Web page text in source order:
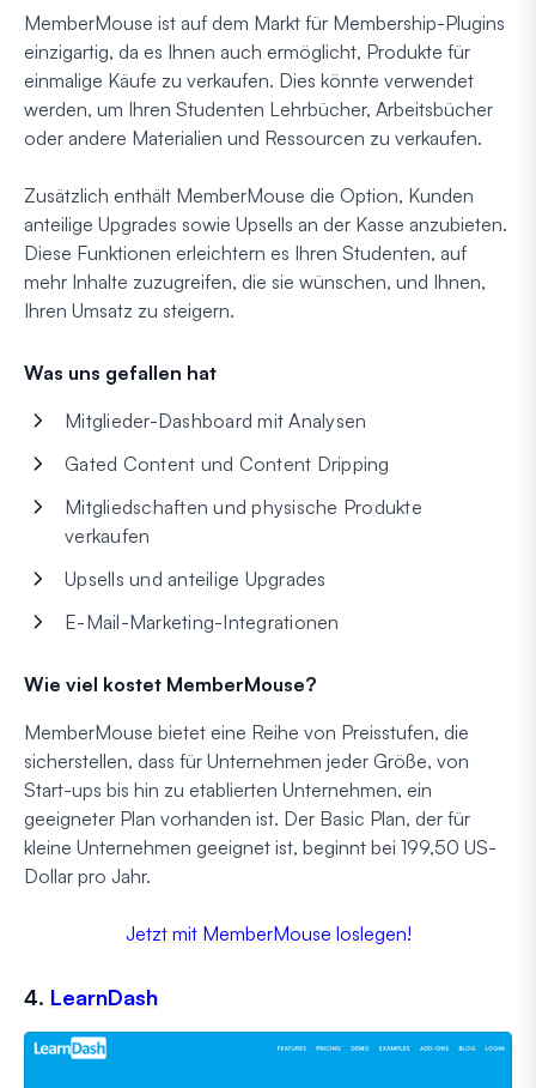
MemberMouse ist auf dem Markt für Membership-Plugins
einzigartig, da es Ihnen auch ermöglicht, Produkte für
einmalige Käufe zu verkaufen. Dies könnte verwendet
werden, um Ihren Studenten Lehrbücher, Arbeitsbücher
oder andere Materialien und Ressourcen zu verkaufen.
Zusätzlich enthält MemberMouse die Option, Kunden
anteilige Upgrades sowie Upsells an der Kasse anzubieten.
Diese Funktionen erleichtern es Ihren Studenten, auf
mehr Inhalte zuzugreifen, die sie wünschen, und Ihnen,
Ihren Umsatz zu steigern.
Was uns gefallen hat
Mitglieder-Dashboard mit Analysen
Gated Content und Content Dripping
Mitgliedschaften und physische Produkte
verkaufen
Upsells und anteilige Upgrades
E-Mail-Marketing-Integrationen
Wie viel kostet MemberMouse?
MemberMouse bietet eine Reihe von Preisstufen, die
sicherstellen, dass für Unternehmen jeder Größe, von
Start-ups bis hin zu etablierten Unternehmen, ein
geeigneter Plan vorhanden ist. Der Basic Plan, der für
kleine Unternehmen geeignet ist, beginnt bei 199,50 US-
Dollar pro Jahr.
Jetzt mit MemberMouse loslegen!
4. LearnDash